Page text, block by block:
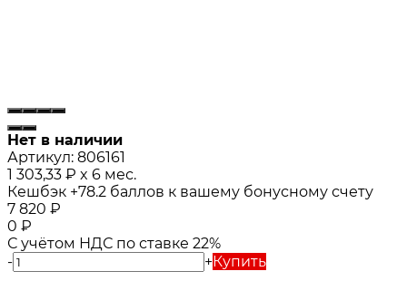
Нет в наличии
Артикул: 806161
1 303,33 ₽ x 6 мес.
Кешбэк +78.2 баллов к вашему бонусному счету
7 820 ₽
0 ₽
С учётом НДС по ставке 22%
-
+Купить